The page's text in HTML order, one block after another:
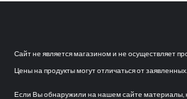
Сайт не является магазином и не осуществляет
Цены на продукты могут отличаться от заявленных.
Если Вы обнаружили на нашем сайте материалы,